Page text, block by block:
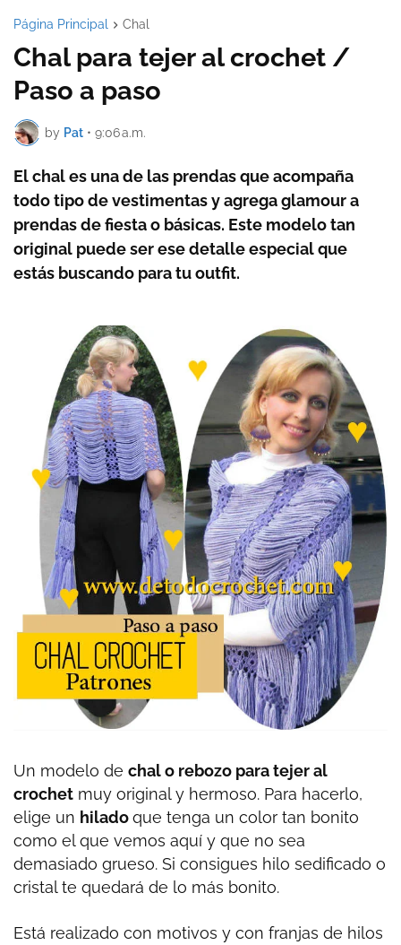
Página Principal Chal
Chal para tejer al crochet /
Paso a paso
by Pat • 9:06 a.m.
El chal es una de las prendas que acompaña
todo tipo de vestimentas y agrega glamour a
prendas de fiesta o básicas. Este modelo tan
original puede ser ese detalle especial que
estás buscando para tu outfit.
Un modelo de chal o rebozo para tejer al
crochet muy original y hermoso. Para hacerlo,
elige un hiladoque tenga un color tan bonito
como el que vemos aquí y que no sea
demasiado grueso. Si consigues hilo sedificado o
cristal te quedará de lo más bonito.
Está realizado con motivos y con franjas de hilos